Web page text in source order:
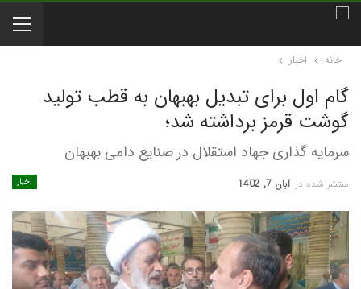
خانه اخبار
گام اول برای تبدیل بهبهان به قطب تولید
گوشت قرمز برداشته شد؛
سرمایه گذاری جهاد استقلال در صنایع دامی بهبهان
اخبار منتشر شده در آبان 7, 1402